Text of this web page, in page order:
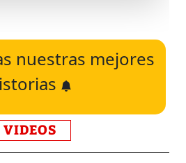
nuestras mejores
VIDEOS